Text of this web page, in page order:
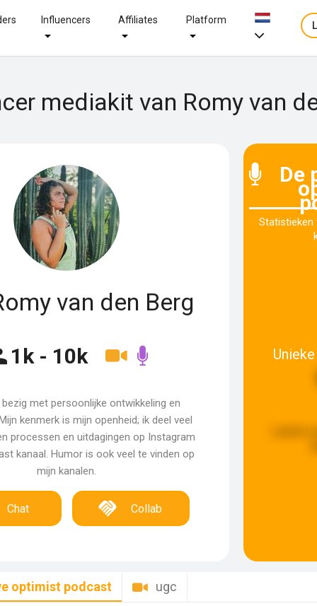
Influencers Affiliates Platform
mediakit van Romy van
van den Berg
1k - 10k
met persoonlijke ontwikkeling en
kenmerk is mijn openheid; ik deel veel
processen en uitdagingen op Instagram
kanaal. Humor is ook veel te vinden op
mijn kanalen.
Chat Collab
De
optimist podcast ugc